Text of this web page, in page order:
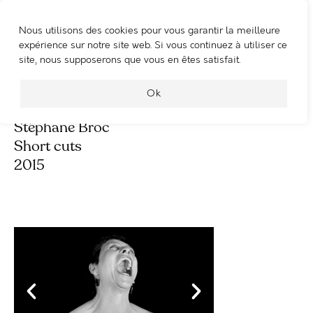
Nous utilisons des cookies pour vous garantir la meilleure
expérience sur notre site web. Si vous continuez à utiliser ce
site, nous supposerons que vous en êtes satisfait.
Ok
WOOSHING MACHINE
OTT short cuts
Stéphane Broc
Short cuts
2015